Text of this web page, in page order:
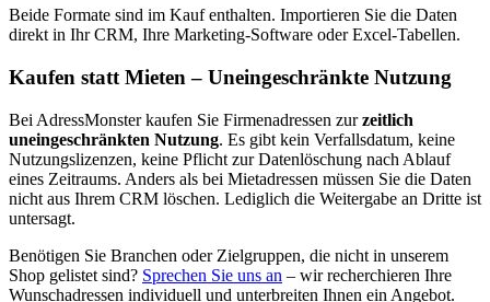
Beide Formate sind im Kauf enthalten. Importieren Sie die Daten
direkt in Ihr CRM, Ihre Marketing-Software oder Excel-Tabellen.
Kaufen statt Mieten – Uneingeschränkte Nutzung
Bei AdressMonster kaufen Sie Firmenadressen zur zeitlich
uneingeschränkten Nutzung. Es gibt kein Verfallsdatum, keine
Nutzungslizenzen, keine Pflicht zur Datenlöschung nach Ablauf
eines Zeitraums. Anders als bei Mietadressen müssen Sie die Daten
nicht aus Ihrem CRM löschen. Lediglich die Weitergabe an Dritte ist
untersagt.
Benötigen Sie Branchen oder Zielgruppen, die nicht in unserem
Shop gelistet sind? Sprechen Sie uns an – wir recherchieren Ihre
Wunschadressen individuell und unterbreiten Ihnen ein Angebot.